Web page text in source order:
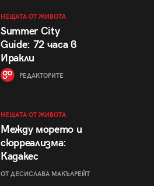
НЕЩАТА ОТ ЖИВОТА
Summer City
Guide: 72 часа в
Иракли
РЕДАКТОРИТЕ
НЕЩАТА ОТ ЖИВОТА
Между морето и
сюрреализма:
Кадакес
ОТ ДЕСИСЛАВА МАКЪЛРЕЙТ